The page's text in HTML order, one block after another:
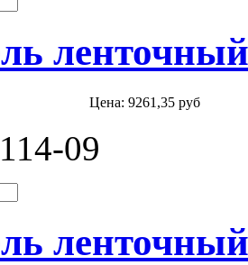
Цена: 9261,35 руб
09